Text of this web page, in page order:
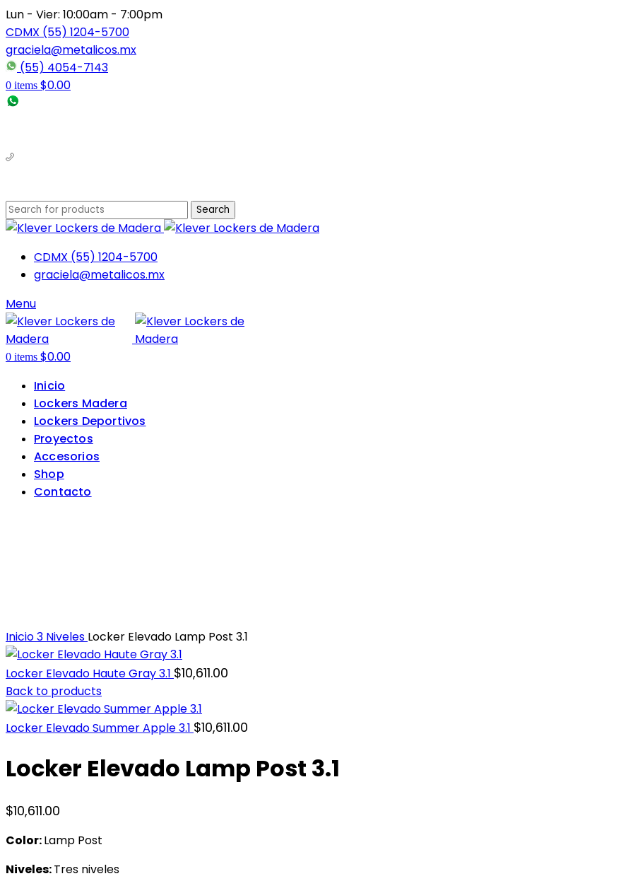
Lun - Vier: 10:00am - 7:00pm
CDMX (55) 1204-5700
graciela@metalicos.mx
(55) 4054-7143
0 items $0.00
Search
CDMX (55) 1204-5700
graciela@metalicos.mx
Menu
0 items $0.00
Inicio
Lockers Madera
Lockers Deportivos
Proyectos
Accesorios
Shop
Contacto
Inicio3 Niveles Locker Elevado Lamp Post 3.1
Locker Elevado Haute Gray 3.1 $10,611.00
Back to products
Locker Elevado Summer Apple 3.1 $10,611.00
Locker Elevado Lamp Post 3.1
$10,611.00
Color:Lamp Post
Niveles:Tres niveles